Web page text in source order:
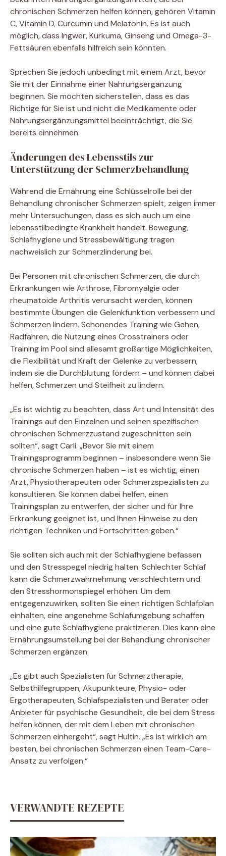
chronischen Schmerzen helfen können, gehören Vitamin
C, Vitamin D, Curcumin und Melatonin. Es ist auch
möglich, dass Ingwer, Kurkuma, Ginseng und Omega-3-
Fettsäuren ebenfalls hilfreich sein könnten.
Sprechen Sie jedoch unbedingt mit einem Arzt, bevor
Sie mit der Einnahme einer Nahrungsergänzung
beginnen. Sie möchten sicherstellen, dass es das
Richtige für Sie ist und nicht die Medikamente oder
Nahrungsergänzungsmittel beeinträchtigt, die Sie
bereits einnehmen.
Änderungen des Lebensstils zur
Unterstützung der Schmerzbehandlung
Während die Ernährung eine Schlüsselrolle bei der
Behandlung chronischer Schmerzen spielt, zeigen immer
mehr Untersuchungen, dass es sich auch um eine
lebensstilbedingte Krankheit handelt. Bewegung,
Schlafhygiene und Stressbewältigung tragen
nachweislich zur Schmerzlinderung bei.
Bei Personen mit chronischen Schmerzen, die durch
Erkrankungen wie Arthrose, Fibromyalgie oder
rheumatoide Arthritis verursacht werden, können
bestimmte Übungen die Gelenkfunktion verbessern und
Schmerzen lindern. Schonendes Training wie Gehen,
Radfahren, die Nutzung eines Crosstrainers oder
Training im Pool sind allesamt großartige Möglichkeiten,
die Flexibilität und Kraft der Gelenke zu verbessern,
indem sie die Durchblutung fördern – und können dabei
helfen, Schmerzen und Steifheit zu lindern.
„Es ist wichtig zu beachten, dass Art und Intensität des
Trainings auf den Einzelnen und seinen spezifischen
chronischen Schmerzzustand zugeschnitten sein
sollten“, sagt Carli. „Bevor Sie mit einem
Trainingsprogramm beginnen – insbesondere wenn Sie
chronische Schmerzen haben – ist es wichtig, einen
Arzt, Physiotherapeuten oder Schmerzspezialisten zu
konsultieren. Sie können dabei helfen, einen
Trainingsplan zu entwerfen, der sicher und für Ihre
Erkrankung geeignet ist, und Ihnen Hinweise zu den
richtigen Techniken und Fortschritten geben.“
Sie sollten sich auch mit der Schlafhygiene befassen
und den Stresspegel niedrig halten. Schlechter Schlaf
kann die Schmerzwahrnehmung verschlechtern und
den Stresshormonspiegel erhöhen. Um dem
entgegenzuwirken, sollten Sie einen richtigen Schlafplan
einhalten, eine angenehme Schlafumgebung schaffen
und eine gute Schlafhygiene praktizieren. Dies kann eine
Ernährungsumstellung bei der Behandlung chronischer
Schmerzen ergänzen.
„Es gibt auch Spezialisten für Schmerztherapie,
Selbsthilfegruppen, Akupunkteure, Physio- oder
Ergotherapeuten, Schlafspezialisten und Berater oder
Anbieter für psychische Gesundheit, die bei dem Stress
helfen können, der mit dem Leben mit chronischen
Schmerzen einhergeht“, sagt Hultin. „Es ist wirklich am
besten, bei chronischen Schmerzen einen Team-Care-
Ansatz zu verfolgen.“
VERWANDTE REZEPTE